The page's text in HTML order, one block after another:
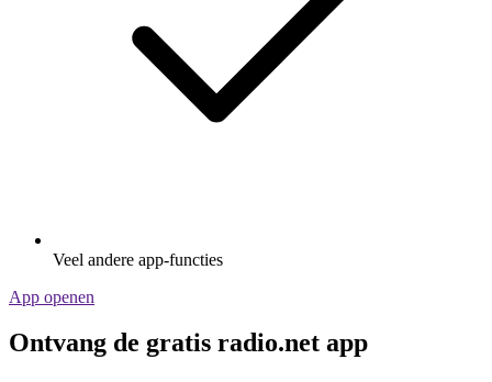
Veel andere app-functies
App openen
Ontvang de gratis radio.net app